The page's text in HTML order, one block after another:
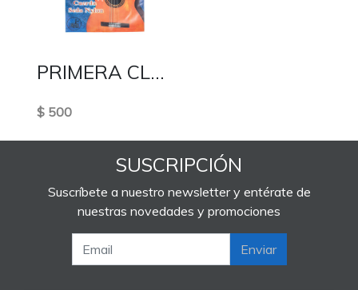
PRIMERA CLASICA
$ 500
SUSCRIPCIÓN
Suscríbete a nuestro newsletter y entérate de
nuestras novedades y promociones
Enviar